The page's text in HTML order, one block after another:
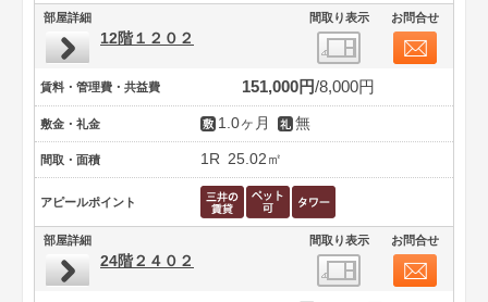
部屋詳細 間取り表示 お問合せ
12階１２０２
賃料・管理費・共益費 151,000円 8,000円
敷金・礼金 1.0ヶ月 無
間取・面積 1R 25.02㎡
アピールポイント
部屋詳細 間取り表示 お問合せ
24階２４０２